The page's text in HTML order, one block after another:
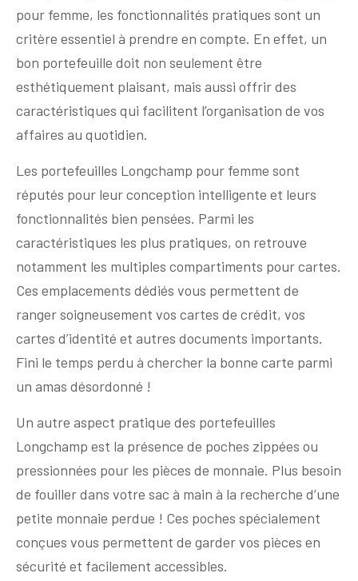
pour femme, les fonctionnalités pratiques sont un
critère essentiel à prendre en compte. En effet, un
bon portefeuille doit non seulement être
esthétiquement plaisant, mais aussi offrir des
caractéristiques qui facilitent l’organisation de vos
affaires au quotidien.
Les portefeuilles Longchamp pour femme sont
réputés pour leur conception intelligente et leurs
fonctionnalités bien pensées. Parmi les
caractéristiques les plus pratiques, on retrouve
notamment les multiples compartiments pour cartes.
Ces emplacements dédiés vous permettent de
ranger soigneusement vos cartes de crédit, vos
cartes d’identité et autres documents importants.
Fini le temps perdu à chercher la bonne carte parmi
un amas désordonné !
Un autre aspect pratique des portefeuilles
Longchamp est la présence de poches zippées ou
pressionnées pour les pièces de monnaie. Plus besoin
de fouiller dans votre sac à main à la recherche d’une
petite monnaie perdue ! Ces poches spécialement
conçues vous permettent de garder vos pièces en
sécurité et facilement accessibles.